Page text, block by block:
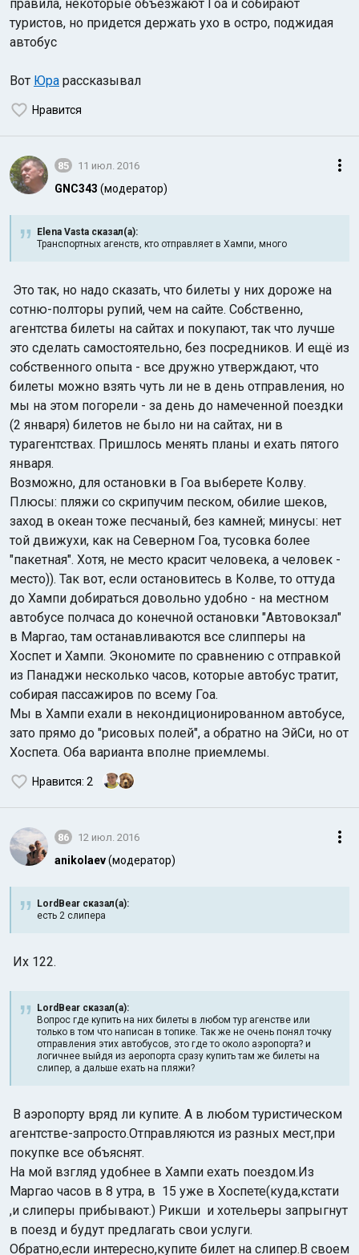
правила, некоторые объезжают Гоа и собирают
туристов, но придется держать ухо в остро, поджидая
автобус
Вот Юра рассказывал
Нравится
85 11 июл. 2016
GNC343 (модератор)
Elena Vasta сказал(а):
Транспортных агенств, кто отправляет в Хампи, много
Это так, но надо сказать, что билеты у них дороже на
сотню-полторы рупий, чем на сайте. Собственно,
агентства билеты на сайтах и покупают, так что лучше
это сделать самостоятельно, без посредников. И ещё из
собственного опыта - все дружно утверждают, что
билеты можно взять чуть ли не в день отправления, но
мы на этом погорели - за день до намеченной поездки
(2 января) билетов не было ни на сайтах, ни в
турагентствах. Пришлось менять планы и ехать пятого
января.
Возможно, для остановки в Гоа выберете Колву.
Плюсы: пляжи со скрипучим песком, обилие шеков,
заход в океан тоже песчаный, без камней; минусы: нет
той движухи, как на Северном Гоа, тусовка более
"пакетная". Хотя, не место красит человека, а человек -
место)). Так вот, если остановитесь в Колве, то оттуда
до Хампи добираться довольно удобно - на местном
автобусе полчаса до конечной остановки "Автовокзал"
в Маргао, там останавливаются все слипперы на
Хоспет и Хампи. Экономите по сравнению с отправкой
из Панаджи несколько часов, которые автобус тратит,
собирая пассажиров по всему Гоа.
Мы в Хампи ехали в некондиционированном автобусе,
зато прямо до "рисовых полей", а обратно на ЭйСи, но от
Хоспета. Оба варианта вполне приемлемы.
Нравится: 2
86 12 июл. 2016
anikolaev(модератор)
LordBear сказал(а):
есть 2 слипера
Их 122.
LordBear сказал(а):
Вопрос где купить на них билеты в любом тур агенстве или
только в том что написан в топике. Так же не очень понял точку
отправления этих автобусов, это где то около аэропорта? и
логичнее выйдя из аеропорта сразу купить там же билеты на
слипер, а дальше ехать на пляжи?
В аэропорту вряд ли купите. А в любом туристическом
агентстве-запросто.Отправляются из разных мест,при
покупке все объяснят.
На мой взгляд удобнее в Хампи ехать поездом.Из
Маргао часов в 8 утра, в 15 уже в Хоспете(куда,кстати
,и слиперы прибывают.) Рикши и хотельеры запрыгнут
в поезд и будут предлагать свои услуги.
Обратно,если интересно,купите билет на слипер.В своем